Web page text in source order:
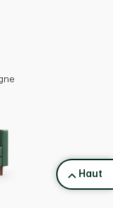
back to
Haut